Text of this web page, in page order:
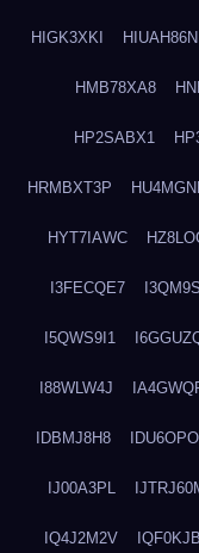
HIGK3XKI HIUAH86N
HMB78XA8
HP2SABX1
HRMBXT3P
HYT7IAWC
I3FECQE7
I5QWS9I1
I88WLW4J
IDBMJ8H8
IJ00A3PL
IQ4J2M2V